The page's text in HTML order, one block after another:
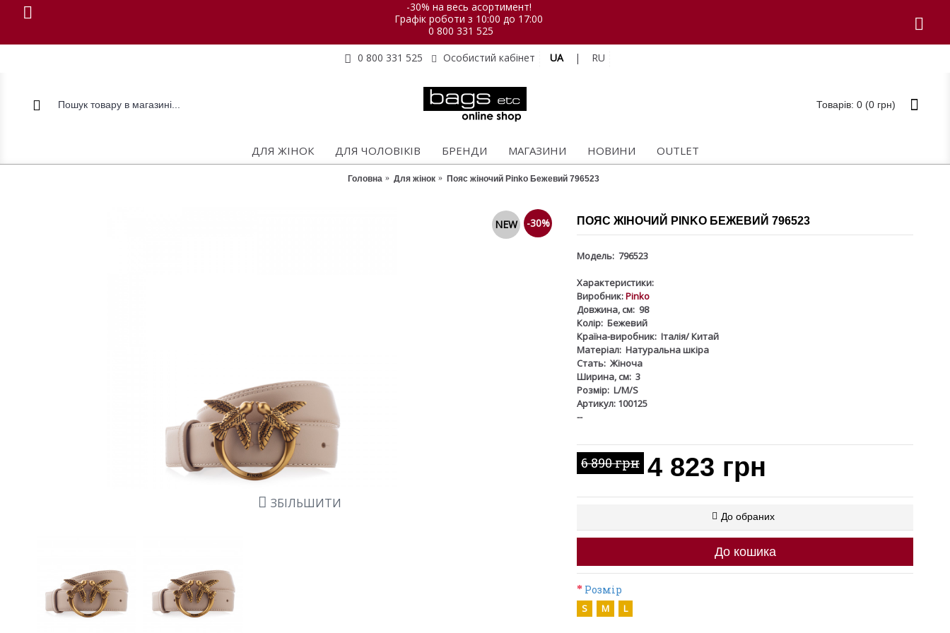
-30% на весь асортимент!
Графік роботи з 10:00 до 17:00
0 800 331 525
0 800 331 525
Особистий кабінет UA | RU
Товарів: 0 (0 грн)
ДЛЯ ЖІНОК ДЛЯ ЧОЛОВІКІВ БРЕНДИ МАГАЗИНИ НОВИНИ OUTLET
Головна Для жінок Пояс жіночий Pinko Бежевий 796523
-30%
NEW
ЗБІЛЬШИТИ
ПОЯС ЖІНОЧИЙ PINKO БЕЖЕВИЙ 796523
Модель: 796523
Характеристики:
Виробник:Pinko
Довжина, см: 98
Колір: Бежевий
Країна-виробник: Італія/ Китай
Матеріал: Натуральна шкіра
Стать: Жіноча
Ширина, см: 3
Розмір: L/M/S
Артикул: 100125
--
6 890 грн 4 823 грн
До обраних
До кошика
Розмір
S M L